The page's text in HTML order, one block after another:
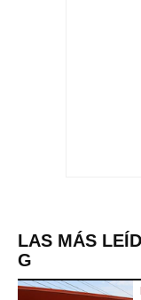
LAS MÁS
G